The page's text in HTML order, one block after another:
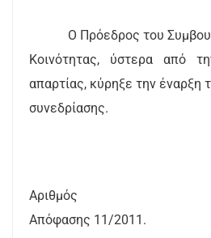
Ο Πρόεδρος του
Κοινότητας, ύστερα από
απαρτίας, κύρηξε την έναρξη
συνεδρίασης.
Αριθμός
Απόφασης 1 1/2011.